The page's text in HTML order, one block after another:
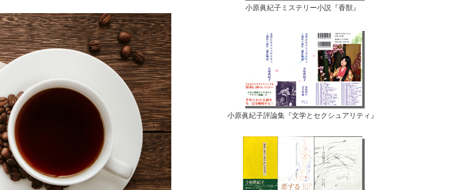
小原眞紀子ミステリー小説『香獣』
小原眞紀子評論集『文学とセクシュアリティ』